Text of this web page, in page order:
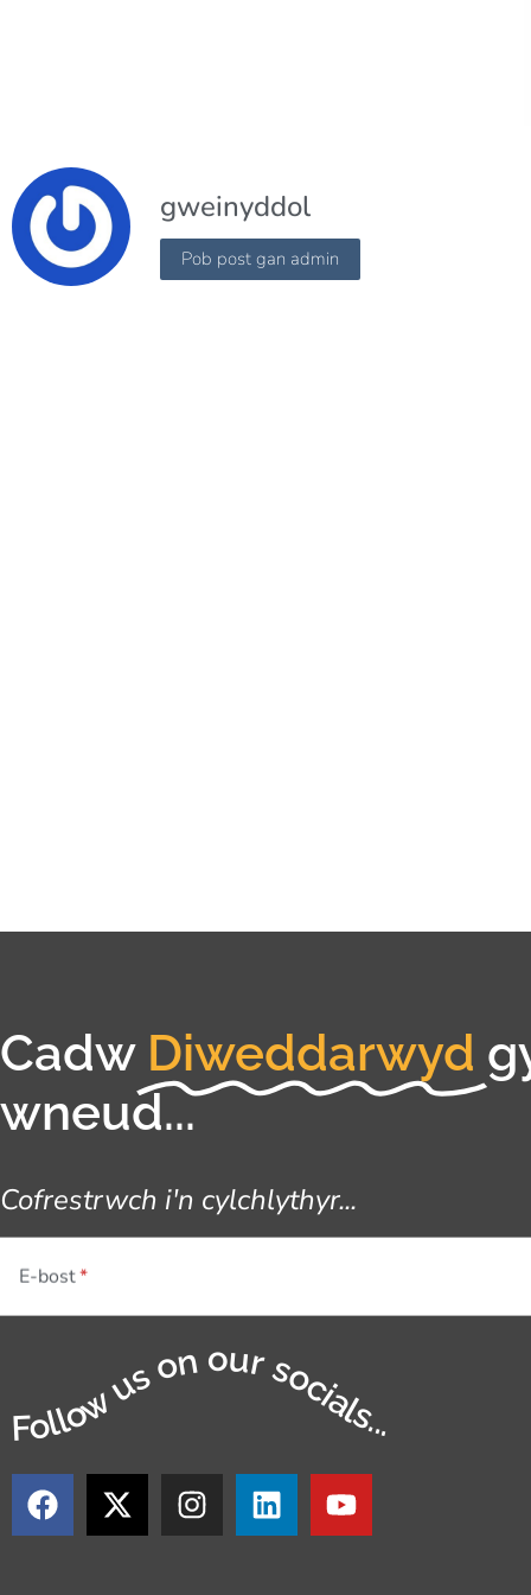
gweinyddol
Pob post gan admin
Cadw Diweddarwyd
wneud...
Cofrestrwch i'n cylchlythyr...
E-bost
Follow us on our socials...